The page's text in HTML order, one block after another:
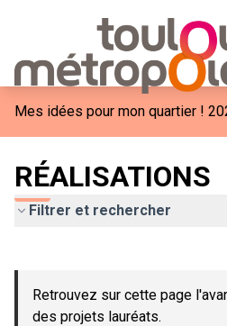
Mes idées pour mon quartier !
RÉALISATIONS
Filtrer et rechercher
−
Retrouvez sur cette page
des projets lauréats.